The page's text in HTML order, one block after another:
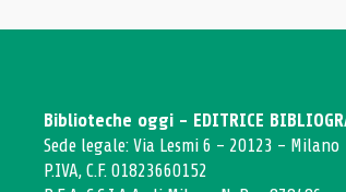
Biblioteche oggi - EDITRICE
Sede legale: Via Lesmi 6 - 20123 - Milano
P.IVA, C.F. 01823660152